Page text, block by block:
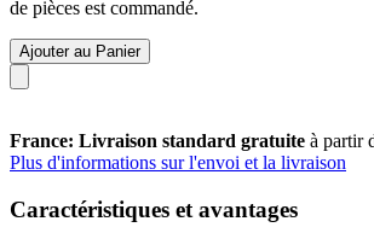
de pièces est commandé.
Ajouter au Panier
France: Livraison standard gratuite à partir
Plus d'informations sur l'envoi et la livraison
Caractéristiques et avantages